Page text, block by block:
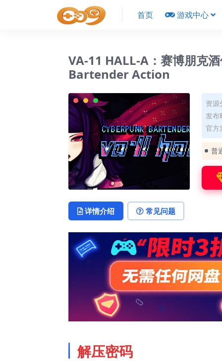
首页 游戏中心
VA-11 HALL-A：赛博朋克
Bartender Action
资
发布
官方
普
详情介绍 常见问题
解压密码